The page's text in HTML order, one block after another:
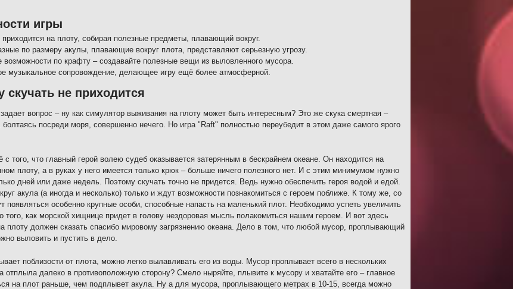
игры
на плоту, собирая полезные предметы, плавающий вокруг.
по размеру акулы, плавающие вокруг плота, представляют серьезную угрозу.
по крафту – создавайте полезные вещи из выловленного мусора.
музыкальное сопровождение, делающее игру ещё более атмосферной.
скучать не приходится
вопрос – ну как симулятор выживания на плоту может быть интересным? Это же скука смертная –
посреди моря, совершенно нечего. Но игра "Raft" полностью переубедит в этом даже самого ярого
с того, что главный герой волею судеб оказывается затерянным в бескрайнем океане. Он находится на
плоту, а в руках у него имеется только крюк – больше ничего полезного нет. И с этим минимумом нужно
дней или даже недель. Поэтому скучать точно не придется. Ведь нужно обеспечить героя водой и едой.
акула (а иногда и несколько) только и ждут возможности познакомиться с героем поближе. К тому же, со
появляться особенно крупные особи, способные напасть на маленький плот. Необходимо успеть увеличить
того, как морской хищнице придет в голову нездоровая мысль полакомиться нашим героем. И вот здесь
плоту должен сказать спасибо мировому загрязнению океана. Дело в том, что любой мусор, проплывающий
выловить и пустить в дело.
поблизости от плота, можно легко вылавливать его из воды. Мусор проплывает всего в нескольких
отплыла далеко в противоположную сторону? Смело ныряйте, плывите к мусору и хватайте его – главное
на плот раньше, чем подплывет акула. Ну а для мусора, проплывающего метрах в 10-15, всегда можно